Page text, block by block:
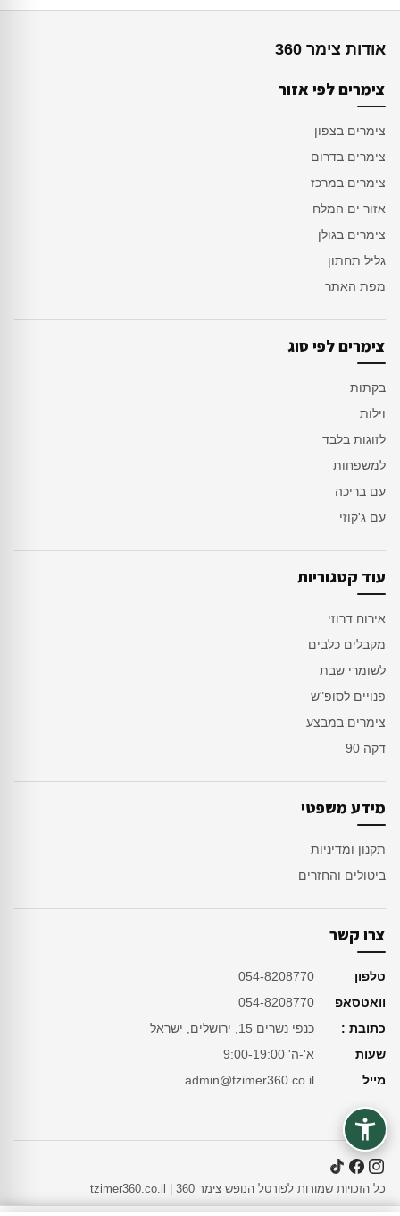
אודות צימר 360
צימרים לפי אזור
צימרים בצפון
צימרים בדרום
צימרים במרכז
אזור ים המלח
צימרים בגולן
גליל תחתון
מפת האתר
צימרים לפי סוג
בקתות
וילות
לזוגות בלבד
למשפחות
עם בריכה
עם ג'קוזי
עוד קטגוריות
אירוח דרוזי
מקבלים כלבים
לשומרי שבת
פנויים לסופ"ש
צימרים במבצע
דקה 90
מידע משפטי
תקנון ומדיניות
ביטולים והחזרים
צרו קשר
טלפון
054-8208770
וואטסאפ
054-8208770
כתובת :
כנפי נשרים 15, ירושלים, ישראל
שעות
א'-ה' 9:00-19:00
מייל
admin@tzimer360.co.il
כל הזכויות שמורות לפורטל הנופש צימר 360 | tzimer360.co.il